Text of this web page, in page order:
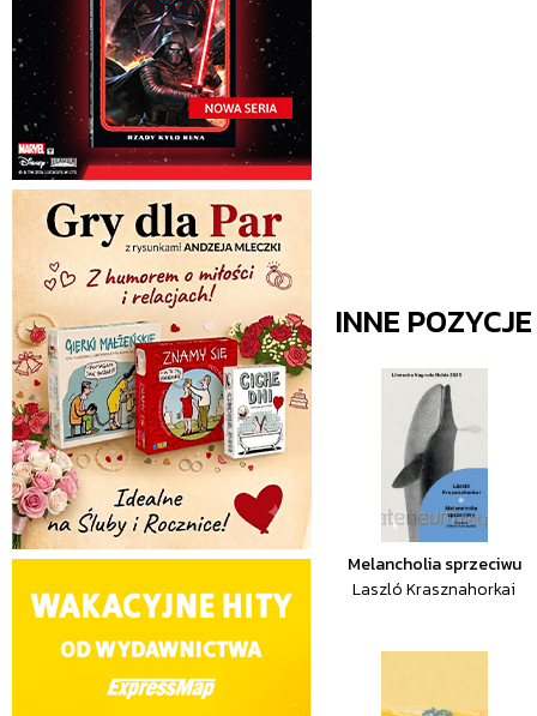
INNE
Melancholia sprzeciwu
Laszló Krasznahorkai